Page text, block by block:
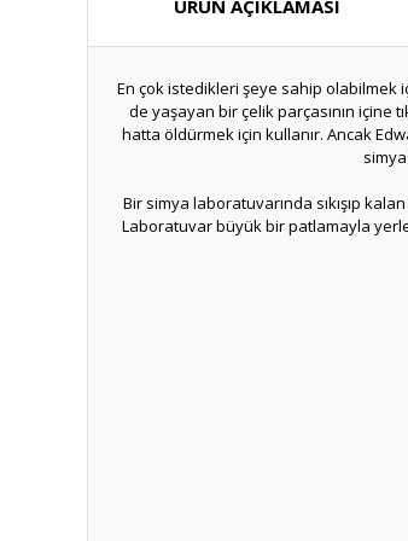
ÜRÜN AÇIKLAMASI
En çok istedikleri şeye sahip olabilmek
de yaşayan bir çelik parçasının içine
hatta öldürmek için kullanır. Ancak
Bir simya laboratuvarında sıkışıp
Laboratuvar büyük bir patlamayla